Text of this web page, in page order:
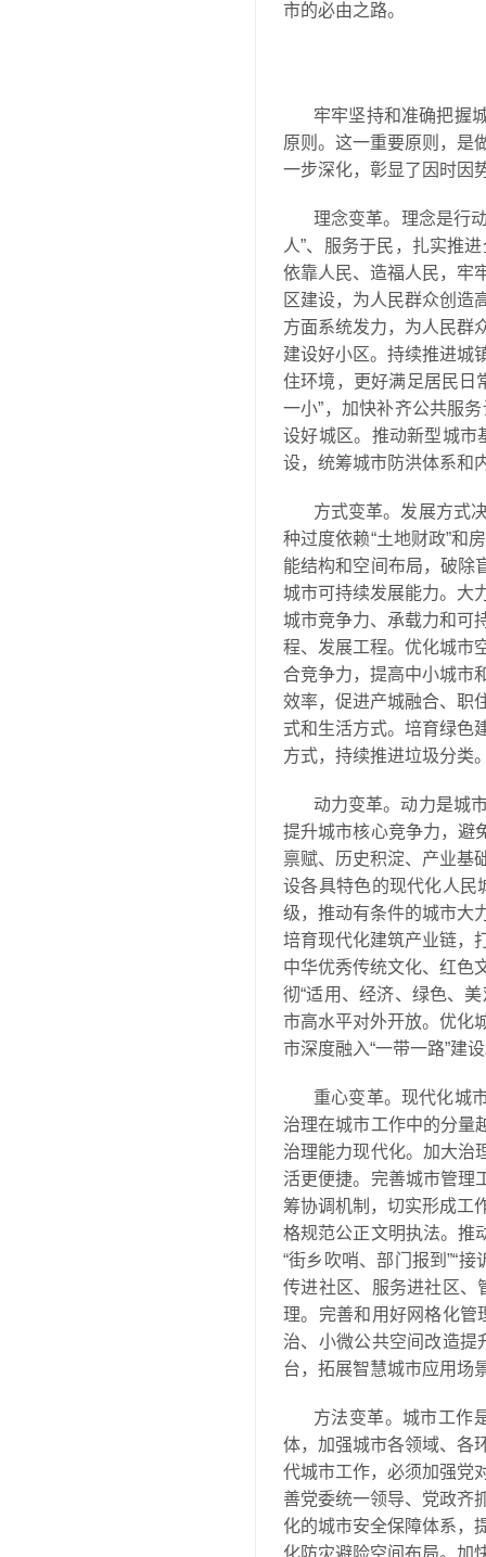
市的必由之路。
牢牢坚持和准确把握
原则。这一重要原则，是
一步深化，彰显了因时因
理念变革。理念是行
人”、服务于民，扎实推
依靠人民、造福人民，牢
区建设，为人民群众创造
方面系统发力，为人民群
建设好小区。持续推进城
住环境，更好满足居民日
一小”，加快补齐公共服
设好城区。推动新型城市
设，统筹城市防洪体系和
方式变革。发展方式
种过度依赖“土地财政”和
能结构和空间布局，破除
城市可持续发展能力。大
城市竞争力、承载力和可
程、发展工程。优化城市
合竞争力，提高中小城市
效率，促进产城融合、职
式和生活方式。培育绿色
方式，持续推进垃圾分类
动力变革。动力是城
提升城市核心竞争力，避
禀赋、历史积淀、产业基
设各具特色的现代化人民
级，推动有条件的城市大
培育现代化建筑产业链，
中华优秀传统文化、红色
彻“适用、经济、绿色、
市高水平对外开放。优化
市深度融入“一带一路”建
重心变革。现代化城
治理在城市工作中的分量
治理能力现代化。加大治
活更便捷。完善城市管理
筹协调机制，切实形成工
格规范公正文明执法。推
“街乡吹哨、部门报到”“
传进社区、服务进社区、
理。完善和用好网格化
治、小微公共空间改造
台，拓展智慧城市应用场
方法变革。城市工作
体，加强城市各领域、各
代城市工作，必须加强党
善党委统一领导、党政齐
化的城市安全保障体系，
化防灾避险空间布局。加